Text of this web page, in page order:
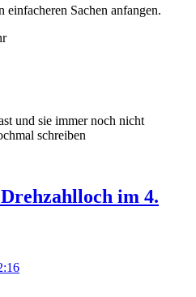
einfacheren Sachen anfangen.
und sie immer noch nicht
schreiben
im 4.